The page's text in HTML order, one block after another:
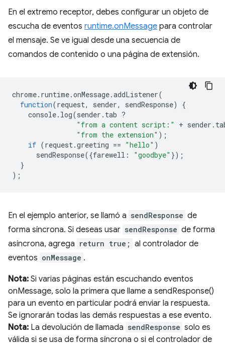
En el extremo receptor, debes configurar un objeto de
escucha de eventos runtime.onMessage para controlar
el mensaje. Se ve igual desde una secuencia de
comandos de contenido o una página de extensión.
chrome. runtime.onMessage.addListener(
function(request, sender, sendResponse)
{
console. log(sender . tab ?
"from a content script:"
+ sender .
"from the extension" );
if (request.greeting == "hello" )
sendResponse({farewell : "goodbye" });
}
);
En el ejemplo anterior, se llamó a sendResponse de
forma síncrona. Si deseas usar sendResponse de forma
asíncrona, agrega return true; al controlador de
eventos onMessage .
Nota: Si varias páginas están escuchando eventos
onMessage, solo la primera que llame a sendResponse()
para un evento en particular podrá enviar la respuesta.
Se ignorarán todas las demás respuestas a ese evento.
Nota: La devolución de llamada sendResponse solo es
válida si se usa de forma síncrona o si el controlador de